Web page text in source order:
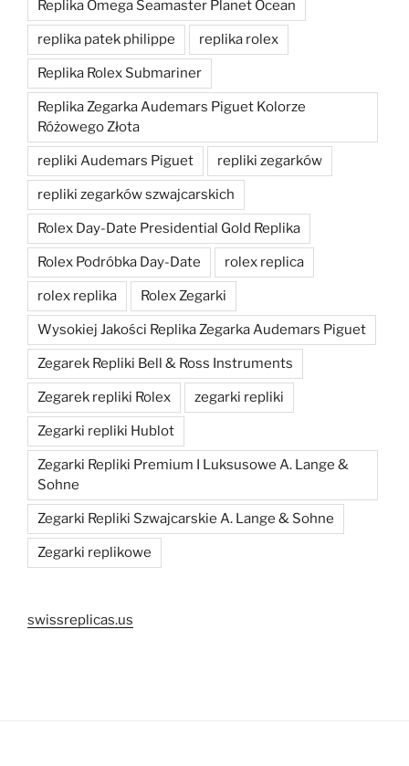
Replika Omega Seamaster Planet Ocean
replika patek philippe replika rolex
Replika Rolex Submariner
Replika Zegarka Audemars Piguet Kolorze
Różowego Złota
repliki Audemars Piguet repliki zegarków
repliki zegarków szwajcarskich
Rolex Day-Date Presidential Gold Replika
Rolex Podróbka Day-Date rolex replica
rolex replika Rolex Zegarki
Wysokiej Jakości Replika Zegarka Audemars Piguet
Zegarek Repliki Bell & Ross Instruments
Zegarek repliki Rolex zegarki repliki
Zegarki repliki Hublot
Zegarki Repliki Premium I Luksusowe A. Lange &
Sohne
Zegarki Repliki Szwajcarskie A. Lange & Sohne
Zegarki replikowe
swissreplicas.us